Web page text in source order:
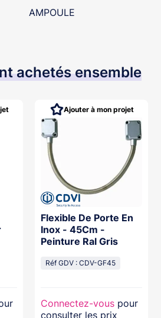
AMPOULE
achetés ensemble
Flexible De Porte En
Inox - 45Cm -
Peinture Ral Gris
Réf GDV : CDV-GF45
Connectez-vous pour
consulter les prix
Ajouter à mon projet